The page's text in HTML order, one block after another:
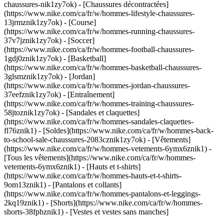
chaussures-nik1zy7ok) - [Chaussures décontractées]
(https://www.nike.com/ca/fr/w/hommes-lifestyle-chaussures-
13jrmznik1zy7ok) - [Course]
(https://www.nike.com/ca/fr/w/hommes-running-chaussures-
37v7jznik1zy7ok) - [Soccer]
(https://www.nike.com/ca/fr/w/hommes-football-chaussures-
1gdj0znik1zy7ok) - [Basketball]
(https://www.nike.com/ca/fr/w/hommes-basketball-chaussures-
3glsmznik1zy7ok) - [Jordan]
(https://www.nike.com/ca/fr/w/hommes-jordan-chaussures-
37eefznik1zy7ok) - [Entraînement]
(https://www.nike.com/ca/fr/w/hommes-training-chaussures-
58jtoznik1zy7ok) - [Sandales et claquettes]
(https://www.nike.com/ca/fr/w/hommes-sandales-claquettes-
fl76znik1) - [Soldes](https://www.nike.com/ca/fr/w/hommes-back-
to-school-sale-chaussures-2083cznik1zy7ok) - [Vêtements]
(https://www.nike.com/ca/fr/w/hommes-vetements-6ymx6znik1) -
[Tous les vêtements](https://www.nike.com/ca/fr/w/hommes-
vetements-6ymx6znik1) - [Hauts et t-shirts]
(https://www.nike.com/ca/fr/w/hommes-hauts-et-t-shirts-
9om13znik1) - [Pantalons et collants]
(https://www.nike.com/ca/fr/w/hommes-pantalons-et-leggings-
2kq19znik1) - [Shorts](https://www.nike.com/ca/fr/w/hommes-
shorts-38fphznik1) - [Vestes et vestes sans manches]